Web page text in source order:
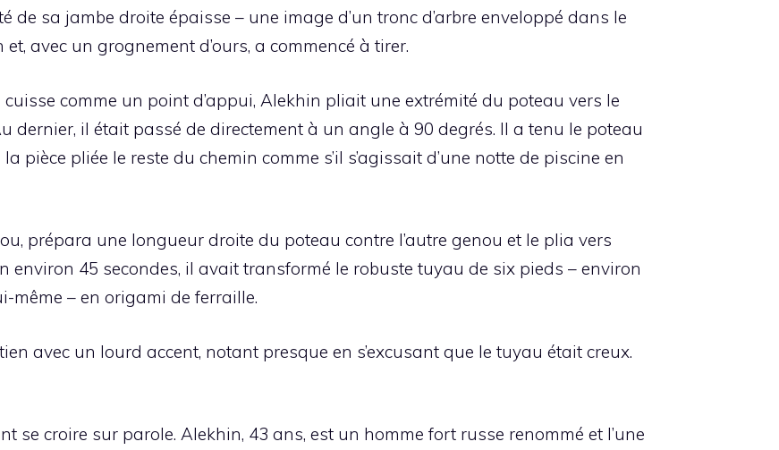
de sa jambe droite épaisse – une image d’un tronc d’arbre enveloppé dans le
avec un grognement d’ours, a commencé à tirer.
comme un point d’appui, Alekhin pliait une extrémité du poteau vers le
dernier, il était passé de directement à un angle à 90 degrés. Il a tenu le poteau
pièce pliée le reste du chemin comme s’il s’agissait d’une notte de piscine en
prépara une longueur droite du poteau contre l’autre genou et le plia vers
environ 45 secondes, il avait transformé le robuste tuyau de six pieds – environ
même – en origami de ferraille.
avec un lourd accent, notant presque en s’excusant que le tuyau était creux.
se croire sur parole. Alekhin, 43 ans, est un homme fort russe renommé et l’une